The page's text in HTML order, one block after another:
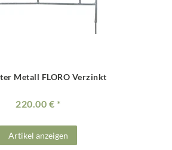
Metall FLORO Verzinkt
220.00 €
Artikel anzeigen